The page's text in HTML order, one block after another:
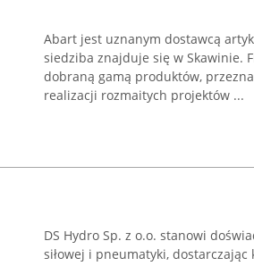
Abart jest uznanym dostawcą
siedziba znajduje się w Skawinie.
dobraną gamą produktów,
realizacji rozmaitych projektów ...
DS Hydro Sp. z o.o. stanowi
siłowej i pneumatyki,